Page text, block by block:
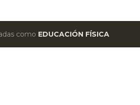
como EDUCACIÓN FÍSICA